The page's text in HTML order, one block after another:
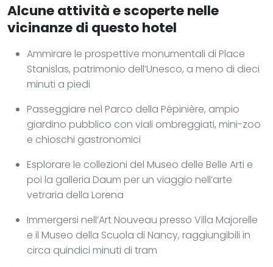
Alcune attività e scoperte nelle
vicinanze di questo hotel
Ammirare le prospettive monumentali di Place
Stanislas, patrimonio dell’Unesco, a meno di dieci
minuti a piedi
Passeggiare nel Parco della Pépinière, ampio
giardino pubblico con viali ombreggiati, mini-zoo
e chioschi gastronomici
Esplorare le collezioni del Museo delle Belle Arti e
poi la galleria Daum per un viaggio nell’arte
vetraria della Lorena
Immergersi nell’Art Nouveau presso Villa Majorelle
e il Museo della Scuola di Nancy, raggiungibili in
circa quindici minuti di tram